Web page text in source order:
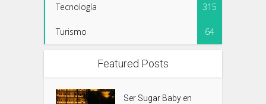
Tecnología 315
Turismo 64
Featured Posts
Ser Sugar Baby en